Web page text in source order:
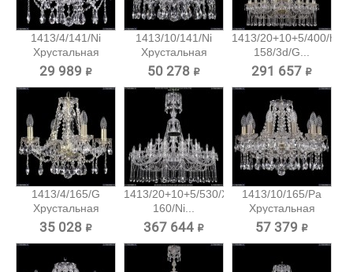
1413/4/141/Ni
Хрустальная
подвесная...
29 989 ₽
1413/10/141/Ni
Хрустальная
подвесная...
50 278 ₽
1413/20+10+5/400/h-
158/3d/G...
291 657 ₽
1413/4/165/G
Хрустальная
подвесная...
35 028 ₽
1413/20+10+5/530/XL-
160/Ni...
367 644 ₽
1413/10/165/Pa
Хрустальная
подвесная...
57 379 ₽